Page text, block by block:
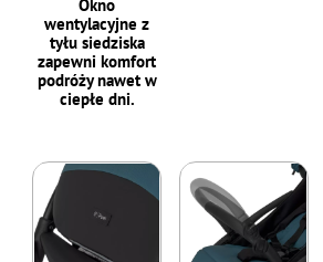
Okno
wentylacyjne z
tyłu siedziska
zapewni komfort
podróży nawet w
ciepłe dni.